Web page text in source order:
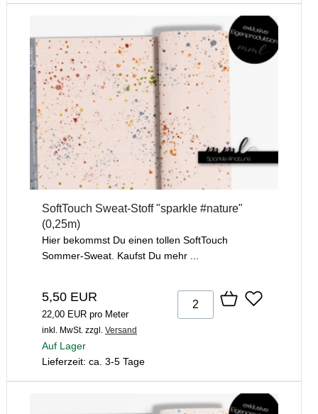
SoftTouch Sweat-Stoff "sparkle #nature"
(0,25m)
Hier bekommst Du einen tollen SoftTouch
Sommer-Sweat. Kaufst Du mehr ...
5,50 EUR
22,00 EUR pro Meter
inkl. MwSt. zzgl. Versand
Auf Lager
Lieferzeit: ca. 3-5 Tage